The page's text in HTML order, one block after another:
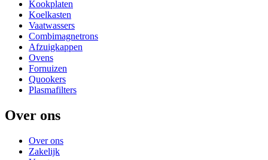
Kookplaten
Koelkasten
Vaatwassers
Combimagnetrons
Afzuigkappen
Ovens
Fornuizen
Quookers
Plasmafilters
Over ons
Over ons
Zakelijk